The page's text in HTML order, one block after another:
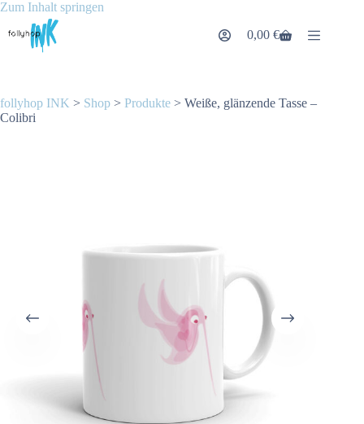
Zum Inhalt springen
Warenkorb
0,00€
follyhop INK > Shop > Produkte > Weiße, glänzende Tasse –
Colibri